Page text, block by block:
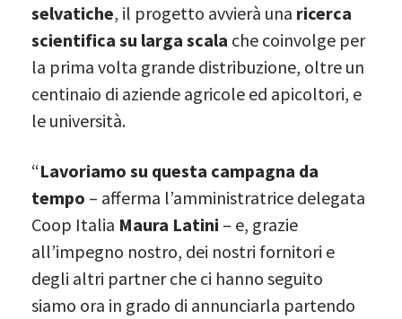
selvatiche, il progetto avvierà una ricerca
scientifica su larga scala che coinvolge per
la prima volta grande distribuzione, oltre un
centinaio di aziende agricole ed apicoltori, e
le università.
“Lavoriamo su questa campagna da
tempo – afferma l’amministratrice delegata
Coop Italia Maura Latini – e, grazie
all’impegno nostro, dei nostri fornitori e
degli altri partner che ci hanno seguito
siamo ora in grado di annunciarla partendo